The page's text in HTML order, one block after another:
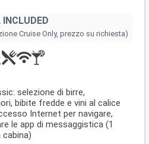
Cruise Only, prezzo su richiesta)
selezione di birre,
bibite fredde e vini al calice
Internet per navigare,
le app di messaggistica (1